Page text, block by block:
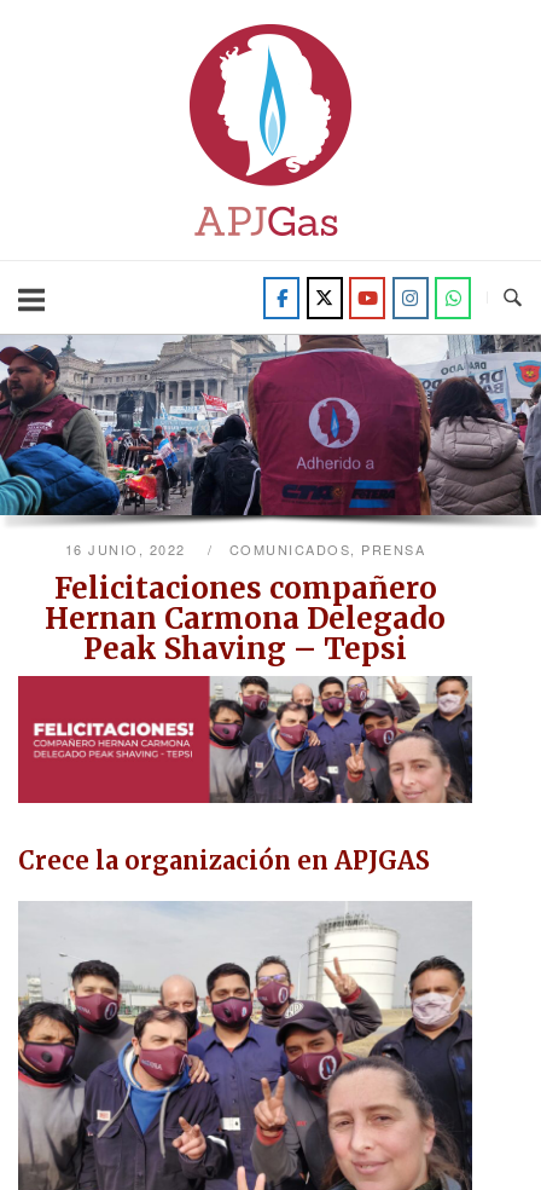
16 JUNIO, 2022 COMUNICADOS, PRENSA
Felicitaciones compañero
Hernan Carmona Delegado
Peak Shaving – Tepsi
Crece la organización en APJGAS